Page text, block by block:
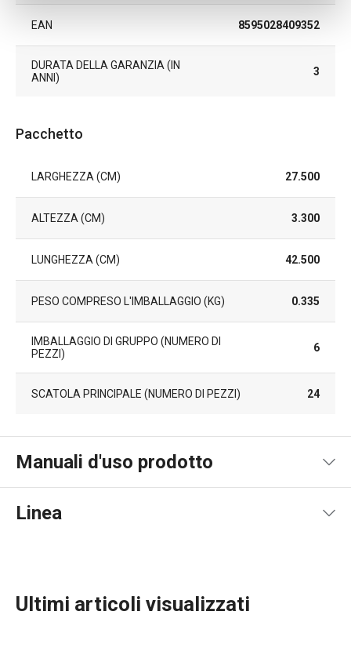
EAN 8595028409352
DURATA DELLA GARANZIA (IN
ANNI)
3
Pacchetto
LARGHEZZA (CM) 27.500
ALTEZZA (CM) 3.300
LUNGHEZZA (CM) 42.500
PESO COMPRESO L'IMBALLAGGIO (KG) 0.335
IMBALLAGGIO DI GRUPPO (NUMERO DI
PEZZI)
6
SCATOLA PRINCIPALE (NUMERO DI PEZZI) 24
Manuali d'uso prodotto
Linea
Ultimi articoli visualizzati